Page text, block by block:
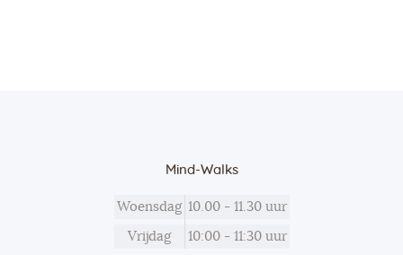
Mind-Walks
Woensdag 10.00 - 11.30 uur
Vrijdag 10:00 - 11:30 uur